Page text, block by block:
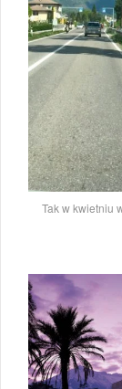
Tak w kwietniu